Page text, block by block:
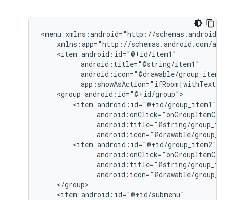
<menu
<item
<group
<item
android:icon="@drawable/
<item
android:icon="@drawable/
<item